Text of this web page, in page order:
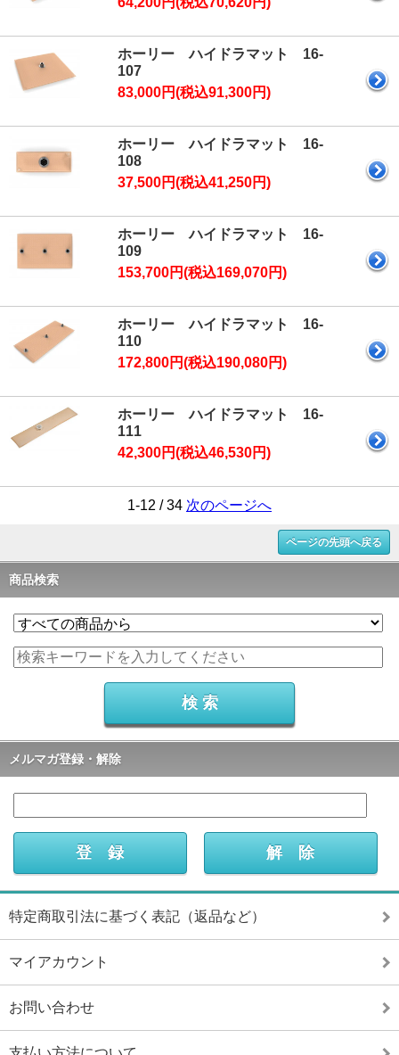
ホーリー ハイドラマット 16-
107
83,000円(税込91,300円)
ホーリー ハイドラマット 16-
108
37,500円(税込41,250円)
ホーリー ハイドラマット 16-
109
153,700円(税込169,070円)
ホーリー ハイドラマット 16-
110
172,800円(税込190,080円)
ホーリー ハイドラマット 16-
111
42,300円(税込46,530円)
1-12 / 34 次のページへ
ページの先頭へ戻る
商品検索
メルマガ登録・解除
特定商取引法に基づく表記（返品など）
マイアカウント
お問い合わせ